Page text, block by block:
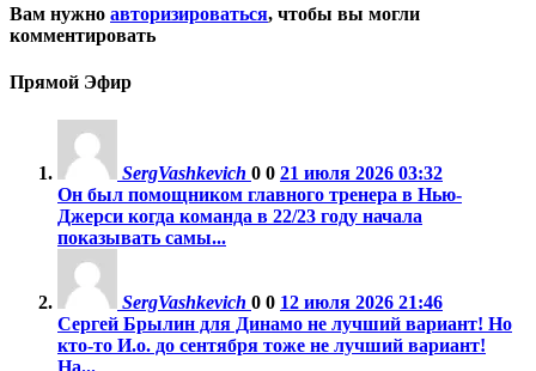
Вам нужно авторизироваться, чтобы вы могли
комментировать
Прямой Эфир
SergVashkevich 0 0 21 июля 2026 03:32
Он был помощником главного тренера в Нью-
Джерси когда команда в 22/23 году начала
показывать самы...
SergVashkevich 0 0 12 июля 2026 21:46
Сергей Брылин для Динамо не лучший вариант! Но
кто-то И.о. до сентября тоже не лучший вариант!
На...